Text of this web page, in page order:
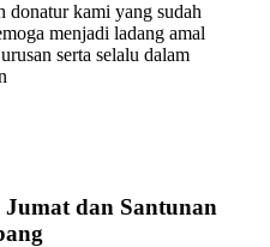
donatur kami yang sudah
menjadi ladang amal
serta selalu dalam
dan Santunan